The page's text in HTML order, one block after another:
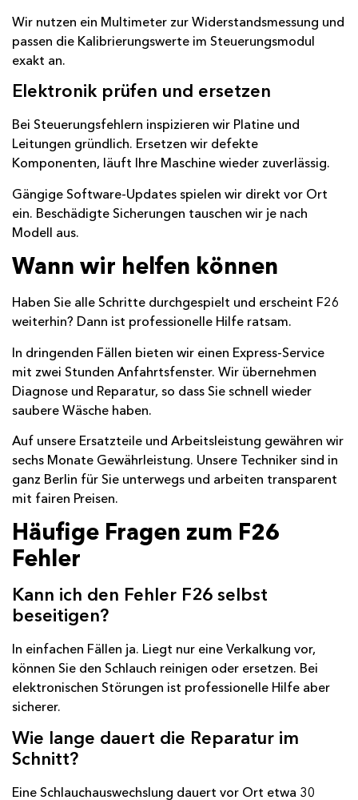
Wir nutzen ein Multimeter zur Widerstandsmessung und
passen die Kalibrierungswerte im Steuerungsmodul
exakt an.
Elektronik prüfen und ersetzen
Bei Steuerungsfehlern inspizieren wir Platine und
Leitungen gründlich. Ersetzen wir defekte
Komponenten, läuft Ihre Maschine wieder zuverlässig.
Gängige Software-Updates spielen wir direkt vor Ort
ein. Beschädigte Sicherungen tauschen wir je nach
Modell aus.
Wann wir helfen können
Haben Sie alle Schritte durchgespielt und erscheint F26
weiterhin? Dann ist professionelle Hilfe ratsam.
In dringenden Fällen bieten wir einen Express-Service
mit zwei Stunden Anfahrtsfenster. Wir übernehmen
Diagnose und Reparatur, so dass Sie schnell wieder
saubere Wäsche haben.
Auf unsere Ersatzteile und Arbeitsleistung gewähren wir
sechs Monate Gewährleistung. Unsere Techniker sind in
ganz Berlin für Sie unterwegs und arbeiten transparent
mit fairen Preisen.
Häufige Fragen zum F26
Fehler
Kann ich den Fehler F26 selbst
beseitigen?
In einfachen Fällen ja. Liegt nur eine Verkalkung vor,
können Sie den Schlauch reinigen oder ersetzen. Bei
elektronischen Störungen ist professionelle Hilfe aber
sicherer.
Wie lange dauert die Reparatur im
Schnitt?
Eine Schlauchauswechslung dauert vor Ort etwa 30